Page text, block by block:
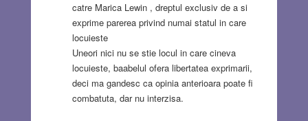
catre Marica Lewin , dreptul exclusiv de a si
exprime parerea privind numai statul in care
locuieste
Uneori nici nu se stie locul in care cineva
locuieste, baabelul ofera libertatea exprimarii,
deci ma gandesc ca opinia anterioara poate fi
combatuta, dar nu interzisa.